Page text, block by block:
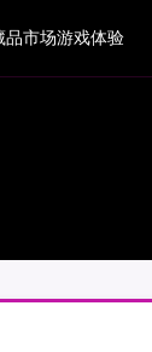
品市场游戏体验